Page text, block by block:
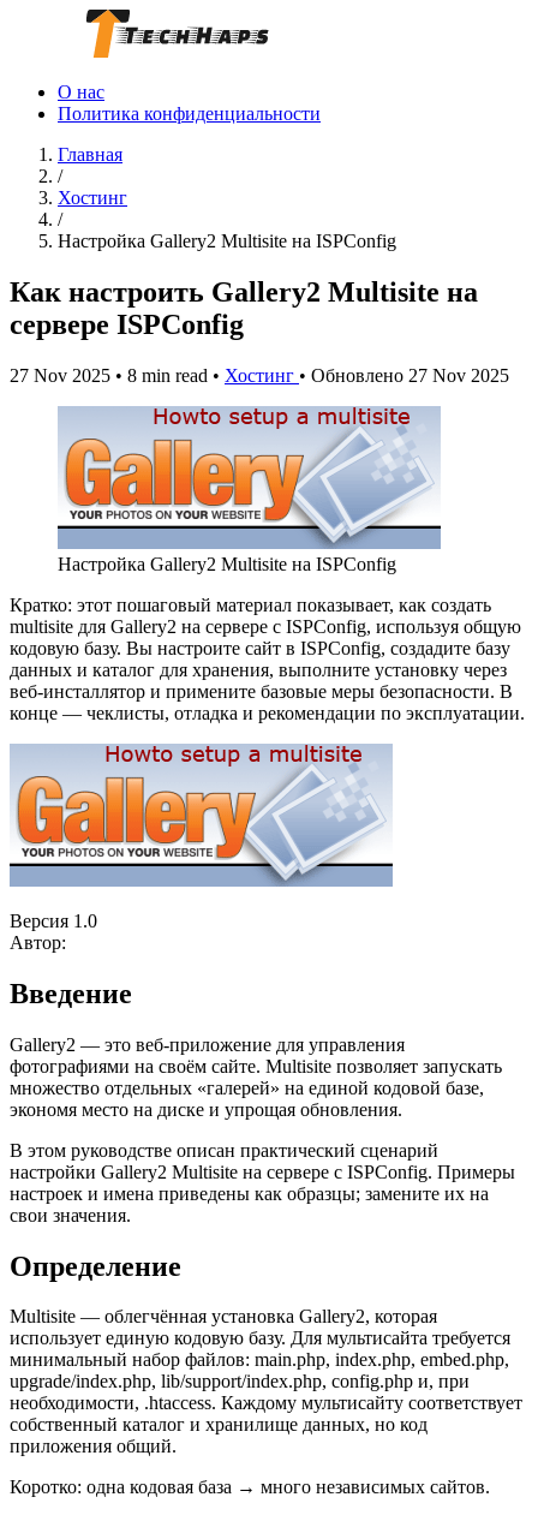
О нас
Политика конфиденциальности
Главная
/
Хостинг
/
Настройка Gallery2 Multisite на ISPConfig
Как настроить Gallery2 Multisite на
сервере ISPConfig
27 Nov 2025 • 8 min read • Хостинг • Обновлено 27 Nov 2025
Настройка Gallery2 Multisite на ISPConfig
Кратко: этот пошаговый материал показывает, как создать
multisite для Gallery2 на сервере с ISPConfig, используя общую
кодовую базу. Вы настроите сайт в ISPConfig, создадите базу
данных и каталог для хранения, выполните установку через
веб-инсталлятор и примените базовые меры безопасности. В
конце — чеклисты, отладка и рекомендации по эксплуатации.
Версия 1.0
Автор:
Введение
Gallery2 — это веб-приложение для управления
фотографиями на своём сайте. Multisite позволяет запускать
множество отдельных «галерей» на единой кодовой базе,
экономя место на диске и упрощая обновления.
В этом руководстве описан практический сценарий
настройки Gallery2 Multisite на сервере с ISPConfig. Примеры
настроек и имена приведены как образцы; замените их на
свои значения.
Определение
Multisite — облегчённая установка Gallery2, которая
использует единую кодовую базу. Для мультисайта требуется
минимальный набор файлов: main.php, index.php, embed.php,
upgrade/index.php, lib/support/index.php, config.php и, при
необходимости, .htaccess. Каждому мультисайту соответствует
собственный каталог и хранилище данных, но код
приложения общий.
Коротко: одна кодовая база → много независимых сайтов.